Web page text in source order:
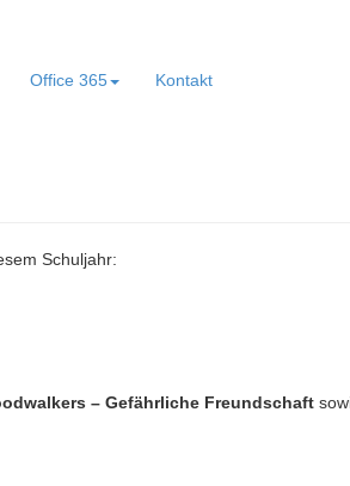
Office 365 Kontakt
Schuljahr:
– Gefährliche Freundschaft